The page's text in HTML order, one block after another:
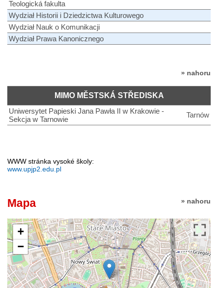
Teologická fakulta
Wydział Historii i Dziedzictwa Kulturowego
Wydział Nauk o Komunikacji
Wydział Prawa Kanonicznego
» nahoru
MIMO MĚSTSKÁ STŘEDISKA
Uniwersytet Papieski Jana Pawła II w Krakowie -
Sekcja w Tarnowie
Tarnów
WWW stránka vysoké školy:
www.upjp2.edu.pl
» nahoru
Mapa
+
−